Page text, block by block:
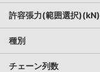
許容張力(範囲選択)(kN)
種別
チェーン列数